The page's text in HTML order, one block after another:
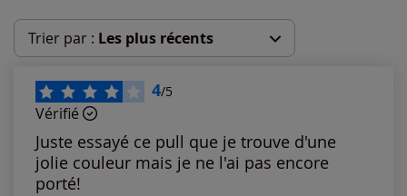
Trier par : Les plus récents
Les plus récents
Les plus anciens
Notes les plus élevées
4/5
Vérifié
Juste essayé ce pull que je trouve d'une
jolie couleur mais je ne l'ai pas encore
porté!